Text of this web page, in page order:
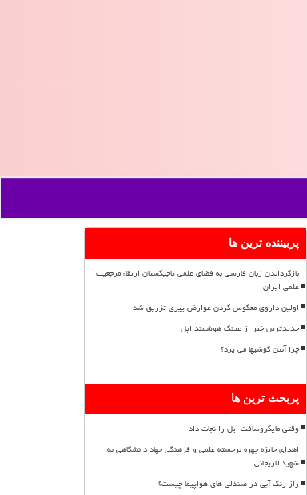
پربیننده ترین ها
بازگرداندن زبان فارسی به فضای علمی تاجیکستان ارتقاء مرجعیت
علمی ایران
اولین داروی معکوس کردن عوارض پیری تزریق شد
جدیدترین خبر از عینک هوشمند اپل
چرا آنتن گوشیها می پرد؟
پربحث ترین ها
وقتی مایکروسافت اپل را نجات داد
اهدای جایزه چهره برجسته علمی و فرهنگی جهاد دانشگاهی به
شهید لاریجانی
راز رنگ آبی در صندلی های هواپیما چیست؟